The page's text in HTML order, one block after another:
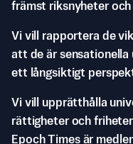
främst riksnyheter
Vi vill rapportera de
att de är
ett långsiktigt
Vi vill upprätthålla
rättigheter och
Epoch Times är